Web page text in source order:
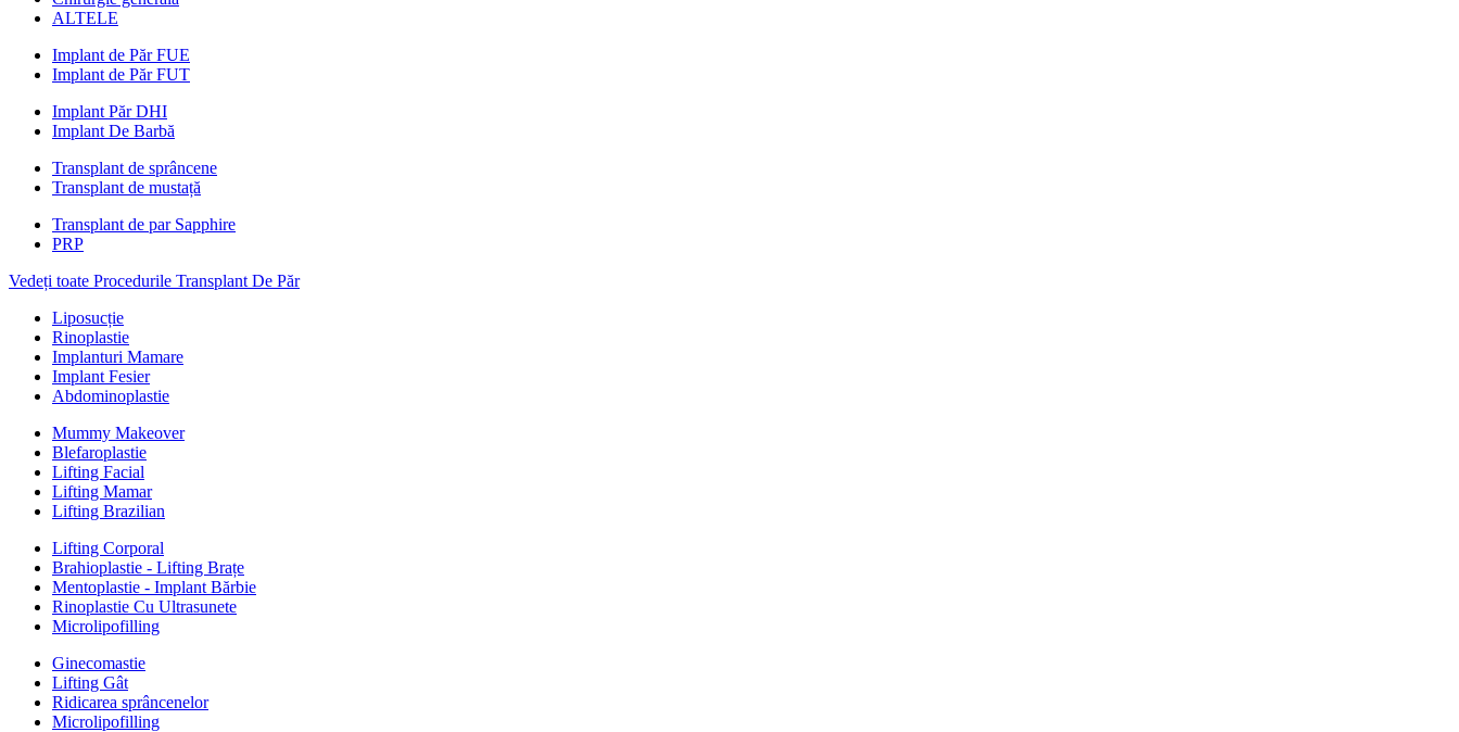
ALTELE
Implant de Păr FUE
Implant de Păr FUT
Implant Păr DHI
Implant De Barbă
Transplant de sprâncene
Transplant de mustață
Transplant de par Sapphire
PRP
Vedeți toate Procedurile Transplant De Păr
Liposucție
Rinoplastie
Implanturi Mamare
Implant Fesier
Abdominoplastie
Mummy Makeover
Blefaroplastie
Lifting Facial
Lifting Mamar
Lifting Brazilian
Lifting Corporal
Brahioplastie - Lifting Brațe
Mentoplastie - Implant Bărbie
Rinoplastie Cu Ultrasunete
Microlipofilling
Ginecomastie
Lifting Gât
Ridicarea sprâncenelor
Microlipofilling